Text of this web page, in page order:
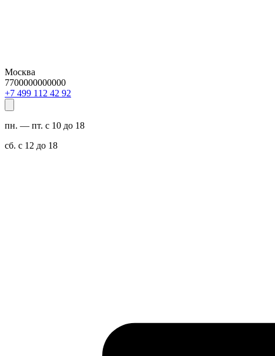
Москва
7700000000000
29 24 211 994 7+
пн. — пт. с 10 до 18
сб. с 12 до 18